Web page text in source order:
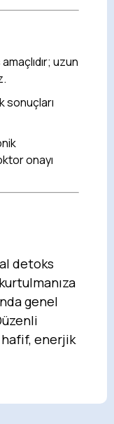
uzun
sonuçları
onayı
detoks
genel
enerjik